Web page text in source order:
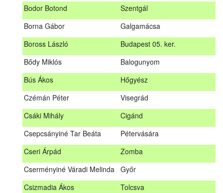
Bodor Botond
Szentgál
Borna Gábor
Galgamácsa
Boross László
Budapest 05. ker.
Bődy Miklós
Balogunyom
Bús Ákos
Hőgyész
Czémán Péter
Visegrád
Csáki Mihály
Cigánd
Csepcsányiné Tar Beáta
Pétervására
Cseri Árpád
Zomba
Cserményiné Váradi Melinda Győr
Csizmadia Ákos
Tolcsva
Tiszanána
Almamellék
Felsőtárkány
Balogh Máté
Baranyajenő
Arló
Várdomb
Bodor Botond
Szentgál
Boross László
Bődy Miklós
Bús Ákos
Hőgyész